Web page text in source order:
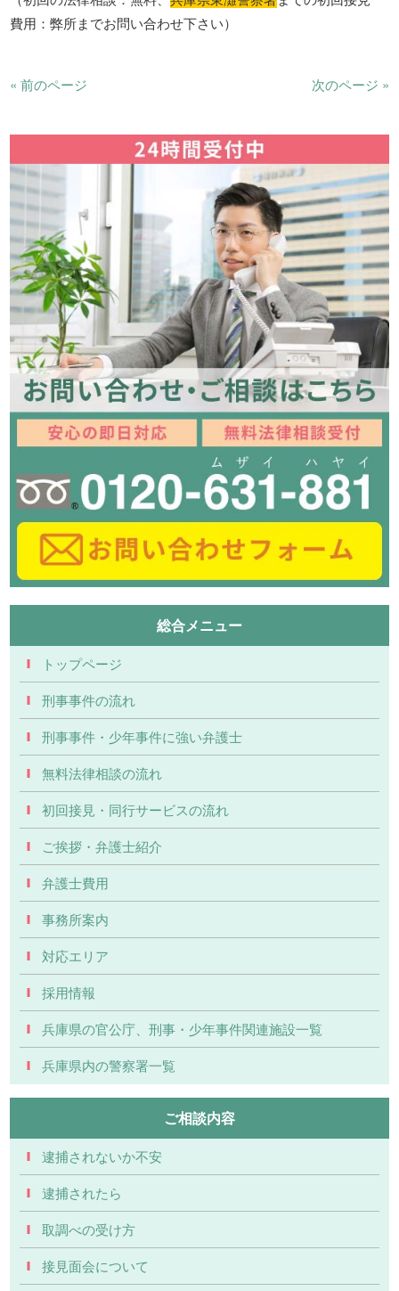
費用：弊所までお問い合わせ下さい）
« 前のページ 次のページ »
総合メニュー
トップページ
刑事事件の流れ
刑事事件・少年事件に強い弁護士
無料法律相談の流れ
初回接見・同行サービスの流れ
ご挨拶・弁護士紹介
弁護士費用
事務所案内
対応エリア
採用情報
兵庫県の官公庁、刑事・少年事件関連施設一覧
兵庫県内の警察署一覧
ご相談内容
逮捕されないか不安
逮捕されたら
取調べの受け方
接見面会について